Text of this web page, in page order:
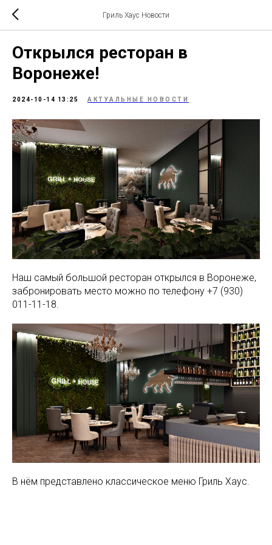
Гриль Хаус Новости
Открылся ресторан в
Воронеже!
2024-10-14 13:25 АКТУАЛЬНЫЕ НОВОСТИ
Наш самый большой ресторан открылся в Воронеже,
забронировать место можно по телефону +7 (930)
011-11-18.
В нём представлено классическое меню Гриль Хаус.